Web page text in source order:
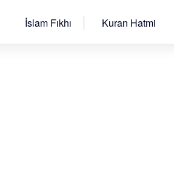
İslam Fıkhı Kuran Hatmi